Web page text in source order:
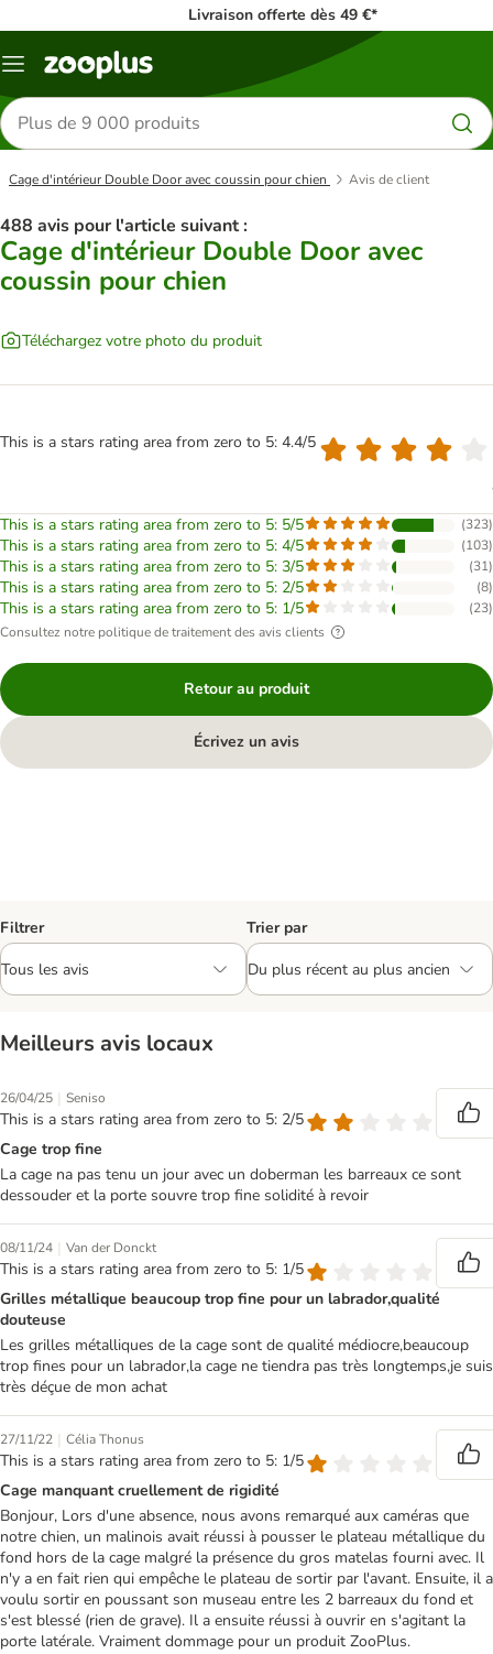
Livraison offerte dès 49 €*
Menu
Rechercher
des
produits
Cage d'intérieur Double Door avec coussin pour chien Avis de client
488 avis pour l'article suivant :
Cage d'intérieur Double Door avec
coussin pour chien
Téléchargez votre photo du produit
This is a stars rating area from zero to 5: 4.4/5
This is a stars rating area from zero to 5: 5/5 (323)
This is a stars rating area from zero to 5: 4/5 (103)
This is a stars rating area from zero to 5: 3/5 (31)
This is a stars rating area from zero to 5: 2/5 (8)
This is a stars rating area from zero to 5: 1/5 (23)
Consultez notre politique de traitement des avis clients
Retour au produit
Écrivez un avis
Filtrer Trier par
Meilleurs avis locaux
26/04/25 | Seniso
This is a stars rating area from zero to 5: 2/5
Cage trop fine
La cage na pas tenu un jour avec un doberman les barreaux ce sont
dessouder et la porte souvre trop fine solidité à revoir
08/11/24 | Van der Donckt
This is a stars rating area from zero to 5: 1/5
Grilles métallique beaucoup trop fine pour un labrador,qualité
douteuse
Les grilles métalliques de la cage sont de qualité médiocre,beaucoup
trop fines pour un labrador,la cage ne tiendra pas très longtemps,je suis
très déçue de mon achat
27/11/22 | Célia Thonus
This is a stars rating area from zero to 5: 1/5
Cage manquant cruellement de rigidité
Bonjour, Lors d'une absence, nous avons remarqué aux caméras que
notre chien, un malinois avait réussi à pousser le plateau métallique du
fond hors de la cage malgré la présence du gros matelas fourni avec. Il
n'y a en fait rien qui empêche le plateau de sortir par l'avant. Ensuite, il a
voulu sortir en poussant son museau entre les 2 barreaux du fond et
s'est blessé (rien de grave). Il a ensuite réussi à ouvrir en s'agitant la
porte latérale. Vraiment dommage pour un produit ZooPlus.